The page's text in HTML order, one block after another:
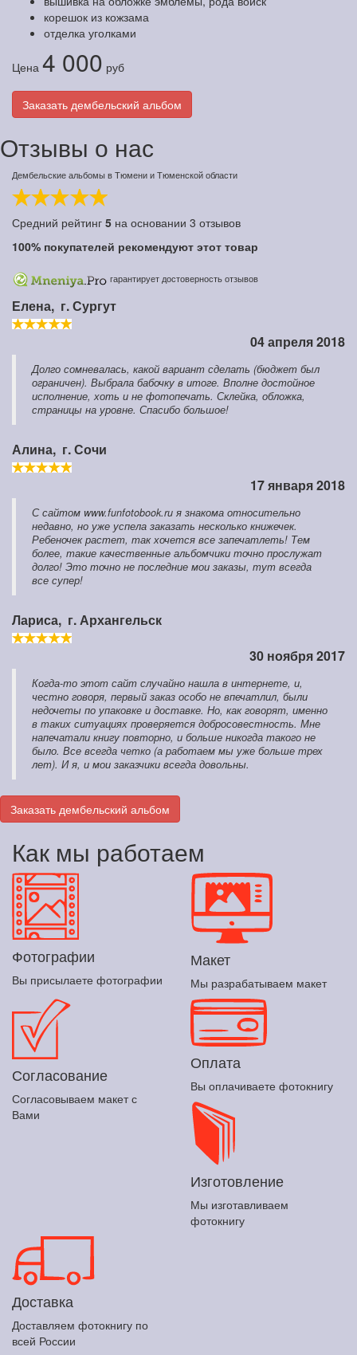
корешок из кожзама
отделка уголками
Цена 4 000 руб
Заказать дембельский альбом
Отзывы о нас
Дембельские альбомы в Тюмени и Тюменской области
Средний рейтинг 5 на основании 3 отзывов
100% покупателей рекомендуют этот товар
гарантирует достоверность отзывов
Елена, г. Сургут
04 апреля 2018
Долго сомневалась, какой вариант сделать (бюджет был
ограничен). Выбрала бабочку в итоге. Вполне достойное
исполнение, хоть и не фотопечать. Склейка, обложка,
страницы на уровне. Спасибо большое!
Алина, г. Сочи
17 января 2018
С сайтом www.funfotobook.ru я знакома относительно
недавно, но уже успела заказать несколько книжечек.
Ребеночек растет, так хочется все запечатлеть! Тем
более, такие качественные альбомчики точно прослужат
долго! Это точно не последние мои заказы, тут всегда
все супер!
Лариса, г. Архангельск
30 ноября 2017
Когда-то этот сайт случайно нашла в интернете, и,
честно говоря, первый заказ особо не впечатлил, были
недочеты по упаковке и доставке. Но, как говорят, именно
в таких ситуациях проверяется добросовестность. Мне
напечатали книгу повторно, и больше никогда такого не
было. Все всегда четко (а работаем мы уже больше трех
лет). И я, и мои заказчики всегда довольны.
Заказать дембельский альбом
Как мы работаем
Фотографии
Вы присылаете фотографии
Макет
Мы разрабатываем макет
Согласование
Согласовываем макет с
Вами
Оплата
Вы оплачиваете фотокнигу
Изготовление
Мы изготавливаем
фотокнигу
Доставка
Доставляем фотокнигу по
всей России